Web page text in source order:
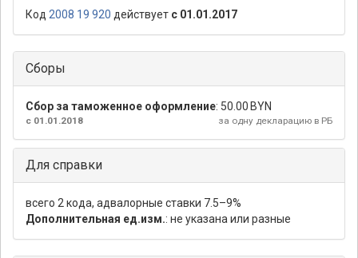
Код 2008 19 920 действует с 01.01.2017
Сборы
Сбор за таможенное оформление: 50.00 BYN
за одну декларацию в РБ
с 01.01.2018
Для справки
всего 2 кода, адвалорные ставки 7.5–9%
Дополнительная ед.изм.: не указана или разные